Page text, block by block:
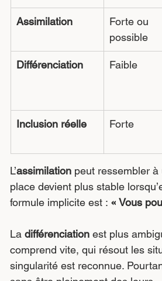
Assimilation
Forte ou
possible
Différenciation Faible
Inclusion réelle Forte
L’assimilation peut ressembler
place devient plus stable
formule implicite est : « Vous
La différenciation est plus
comprend vite, qui résout les
singularité est reconnue.